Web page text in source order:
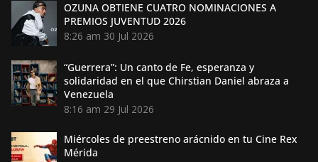
OZUNA OBTIENE CUATRO NOMINACIONES A
PREMIOS JUVENTUD 2026
8:26 am 30 Jul 2026
“Guerrera”: Un canto de Fe, esperanza y
solidaridad en el que Chirstian Daniel abraza a
Venezuela
8:16 am 29 Jul 2026
Miércoles de preestreno arácnido en tu Cine Rex
Mérida